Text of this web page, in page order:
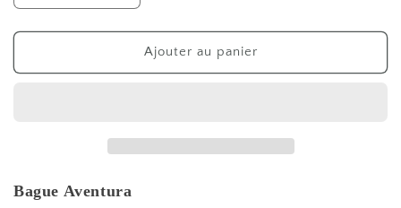
la
quantité
Bague
la
quantité
Bague
Ajouter au panier
Bague Aventura